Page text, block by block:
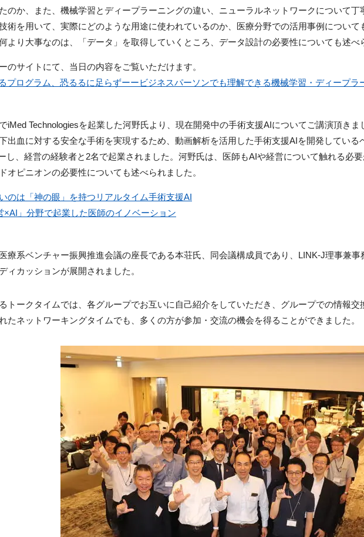
のか、また、機械学習とディープラーニングの違い、ニューラルネットワークについて丁
術を用いて、実際にどのような用途に使われているのか、医療分野での活用事例につい
より大事なのは、「データ」を取得していくところ、データ設計の必要性についても述べ
のサイトにて、当日の内容をご覧いただけます。
プログラム、恐るるに足らずーービジネスパーソンでも理解できる機械学習・ディープラ
iMed Technologiesを起業した河野氏より、現在開発中の手術支援AIについてご講演頂きま
出血に対する安全な手術を実現するため、動画解析を活用した手術支援AIを開発している
し、経営の経験者と2名で起業されました。河野氏は、医師もAIや経営について触れる必
オピニオンの必要性についても述べられました。
のは「神の眼」を持つリアルタイム手術支援AI
×AI」分野で起業した医師のイノベーション
療系ベンチャー振興推進会議の座長である本荘氏、同会議構成員であり、LINK-J理事兼事
ィカッションが展開されました。
トークタイムでは、各グループでお互いに自己紹介をしていただき、グループでの情報交
たネットワーキングタイムでも、多くの方が参加・交流の機会を得ることができました。